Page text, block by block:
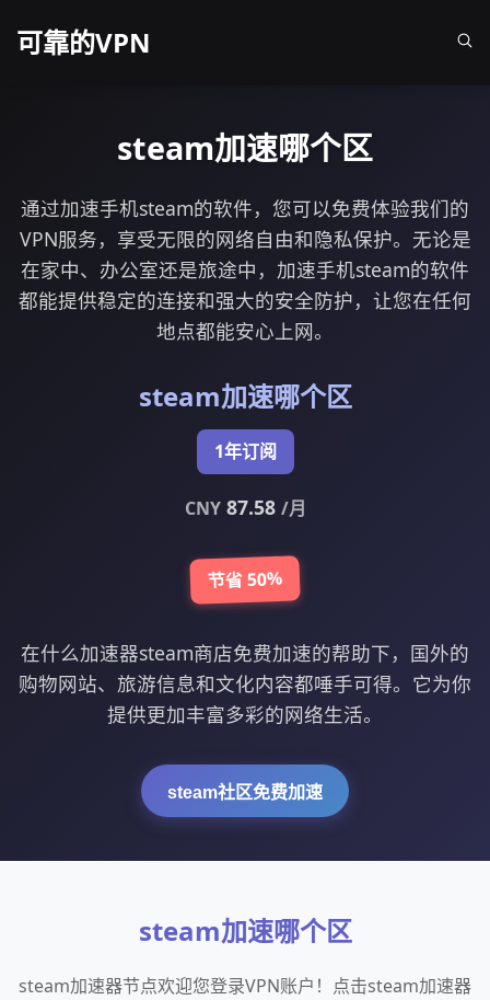
可靠的VPN
steam加速哪个区
通过加速手机steam的软件，您可以免费体验我们的
VPN服务，享受无限的网络自由和隐私保护。无论是
在家中、办公室还是旅途中，加速手机steam的软件
都能提供稳定的连接和强大的安全防护，让您在任何
地点都能安心上网。
steam加速哪个区
1年订阅
CNY87.58 /月
节省 50%
在什么加速器steam商店免费加速的帮助下，国外的
购物网站、旅游信息和文化内容都唾手可得。它为你
提供更加丰富多彩的网络生活。
steam社区免费加速
steam加速哪个区
steam加速器节点欢迎您登录VPN账户！点击steam加速器